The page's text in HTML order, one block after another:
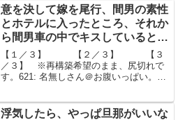
今から行くホテルが数軒あるから...
意を決して嫁を尾行、間男の素性
とホテルに入ったところ、それか
ら間男車の中でキスしているとこ
ろまで確認しました【１／３】
【１／３】 【２／３】 【３
／３】 ※再構築希望のまま、尻切れで
す。621: 名無しさん＠お腹いっぱい。
ようにして、位置情報確認もで...
浮気したら、やっぱ旦那がいいな